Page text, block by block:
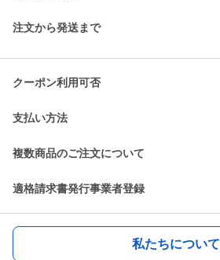
注文から発送まで
クーポン利用可否
支払い方法
複数商品のご注文について
適格請求書発行事業者登録
私たちについて